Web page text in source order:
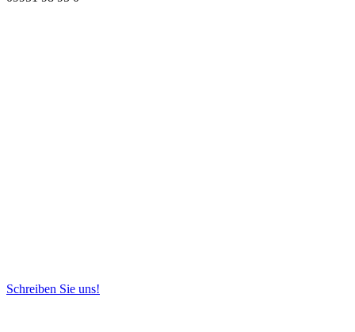
Schreiben Sie uns!